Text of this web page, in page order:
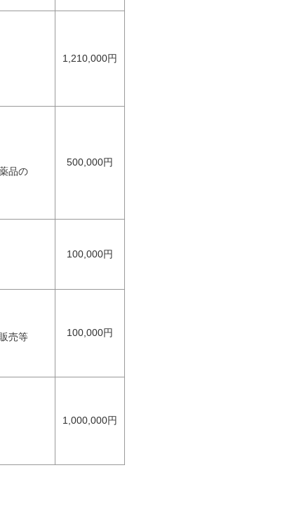
1,210,000円
品の
500,000円
100,000円
売等
100,000円
1,000,000円